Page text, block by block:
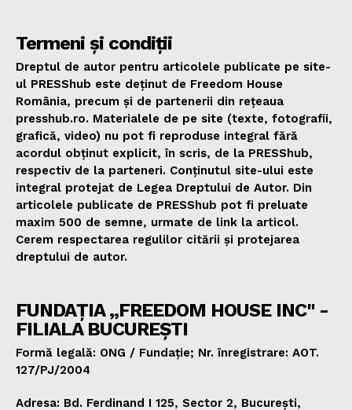
Termeni și condiții
Dreptul de autor pentru articolele publicate pe site-
ul PRESShub este deținut de Freedom House
România, precum și de partenerii din rețeaua
presshub.ro. Materialele de pe site (texte, fotografii,
grafică, video) nu pot fi reproduse integral fără
acordul obținut explicit, în scris, de la PRESShub,
respectiv de la parteneri. Conținutul site-ului este
integral protejat de Legea Dreptului de Autor. Din
articolele publicate de PRESShub pot fi preluate
maxim 500 de semne, urmate de link la articol.
Cerem respectarea regulilor citării și protejarea
dreptului de autor.
FUNDAȚIA „FREEDOM HOUSE INC" -
FILIALA BUCUREȘTI
Formă legală: ONG / Fundație; Nr. înregistrare: AOT.
127/PJ/2004
Adresa: Bd. Ferdinand I 125, Sector 2, București,